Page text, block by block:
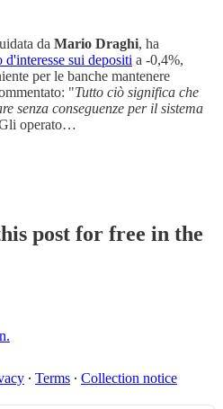
da Mario Draghi, ha
d'interesse sui depositi a -0,4%,
per le banche mantenere
"Tutto ciò significa che
senza conseguenze per il sistema
operato…
post for free in the
∙ Terms ∙ Collection notice